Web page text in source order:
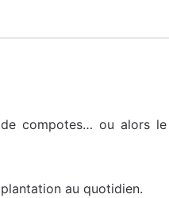
compotes… ou alors
au quotidien.